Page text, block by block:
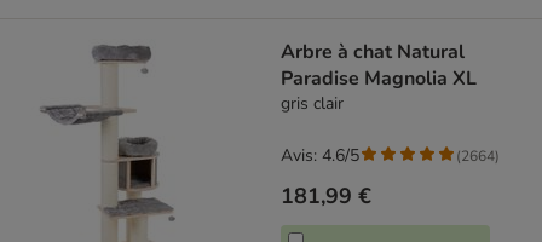
Arbre à chat Natural
Paradise Magnolia XL
gris clair
181,99 €
Avis: 4.6/5 (2664)